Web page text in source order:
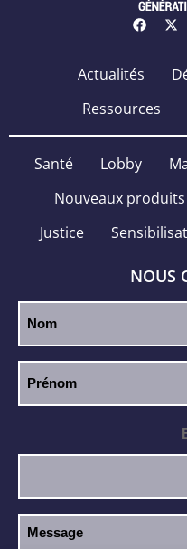
Actualités
Ressources
Santé Lobby
Nouveaux produits
Justice
NOUS